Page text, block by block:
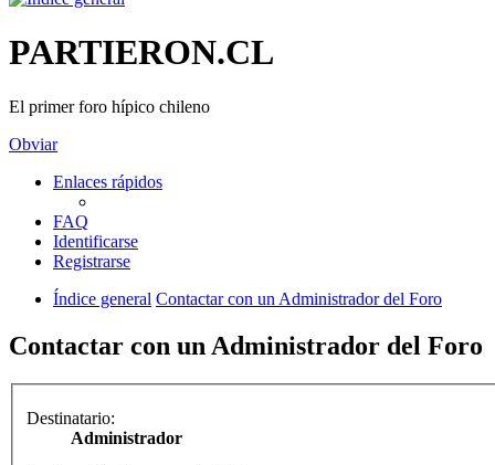
PARTIERON.CL
El primer foro hípico chileno
Obviar
Enlaces rápidos
FAQ
Identificarse
Registrarse
Índice general Contactar con un Administrador del Foro
Contactar con un Administrador del Foro
Destinatario:
Administrador